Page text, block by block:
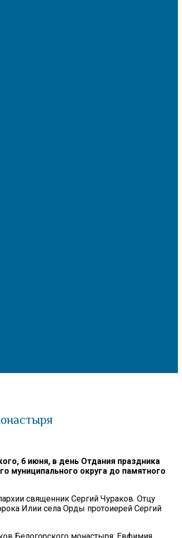
6 июня, в день Отдания праздника
муниципального округа до памятного
священник Сергий Чураков. Отцу
Илии села Орды протоиерей Сергий